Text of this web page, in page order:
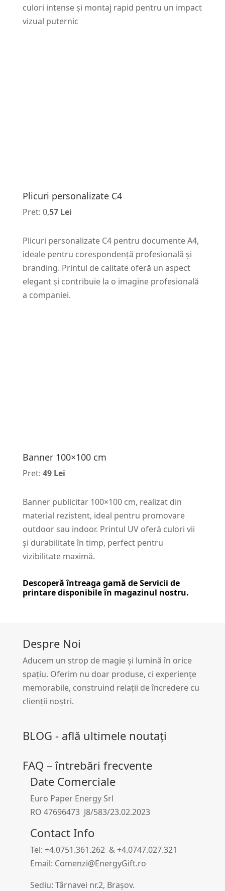
culori intense și montaj rapid pentru un impact
vizual puternic
Plicuri personalizate C4
Pret: 0,57 Lei
Plicuri personalizate C4 pentru documente A4,
ideale pentru corespondență profesională și
branding. Printul de calitate oferă un aspect
elegant și contribuie la o imagine profesională
a companiei.
Banner 100×100 cm
Pret: 49 Lei
Banner publicitar 100×100 cm, realizat din
material rezistent, ideal pentru promovare
outdoor sau indoor. Printul UV oferă culori vii
și durabilitate în timp, perfect pentru
vizibilitate maximă.
Descoperă întreaga gamă deServicii de
printaredisponibile în magazinul nostru.
Despre Noi
Aducem un strop de magie și lumină în orice
spațiu. Oferim nu doar produse, ci experiențe
memorabile, construind relații de încredere cu
clienții noștri.
BLOG - află ultimele noutați
FAQ – întrebări frecvente
Date Comerciale
Euro Paper Energy Srl
RO 47696473 J8/583/23.02.2023
Contact Info
Tel: +4.0751.361.262 & +4.0747.027.321
Email: Comenzi@EnergyGift.ro
Sediu: Târnavei nr.2, Brașov.